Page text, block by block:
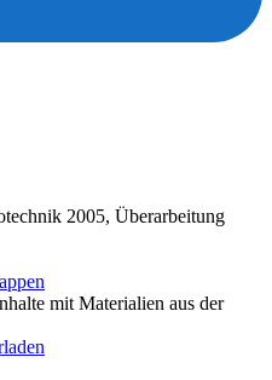
2005, Überarbeitung
mit Materialien aus der